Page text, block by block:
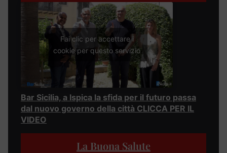
Fai clic per accettare i
cookie per questo servizio
Bar Sicilia, a Ispica la sfida per il futuro passa
dal nuovo governo della città CLICCA PER IL
VIDEO
La Buona Salute